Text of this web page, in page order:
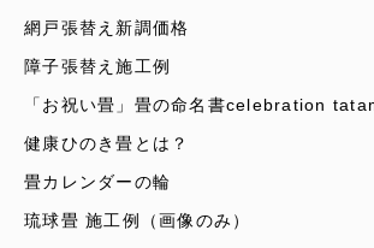
網戸張替え新調価格
障子張替え施工例
「お祝い畳」畳の命名書celebration
健康ひのき畳とは？
畳カレンダーの輪
琉球畳 施工例（画像のみ）